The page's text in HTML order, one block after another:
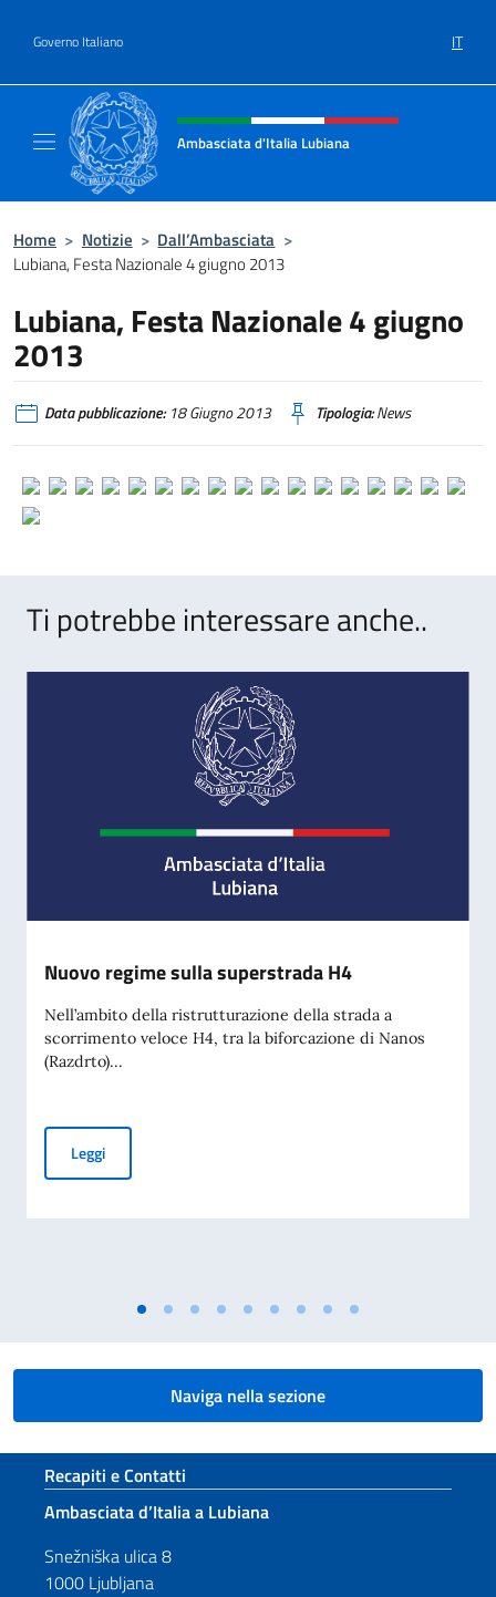
Governo Italiano IT
Intestazione sito, social e menù
Ambasciata d'Italia Lubiana
Home > Notizie > Dall’Ambasciata >
Lubiana, Festa Nazionale 4 giugno 2013
Lubiana, Festa Nazionale 4 giugno
2013
Data pubblicazione:18 Giugno 2013 Tipologia:News
Ti potrebbe interessare anche..
Nuovo regime sulla superstrada H4
Nell’ambito della ristrutturazione della strada a
scorrimento veloce H4, tra la biforcazione di Nanos
(Razdrto)...
LeggiNuovo regime sulla superstrada H4
Naviga nella sezione
Sezione footer
Recapiti e Contatti
Ambasciata d’Italia a Lubiana
Snežniška ulica 8
1000 Ljubljana